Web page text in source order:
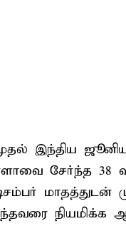
இந்திய
சேர்ந்த
மாதத்துடன்
நியமிக்க